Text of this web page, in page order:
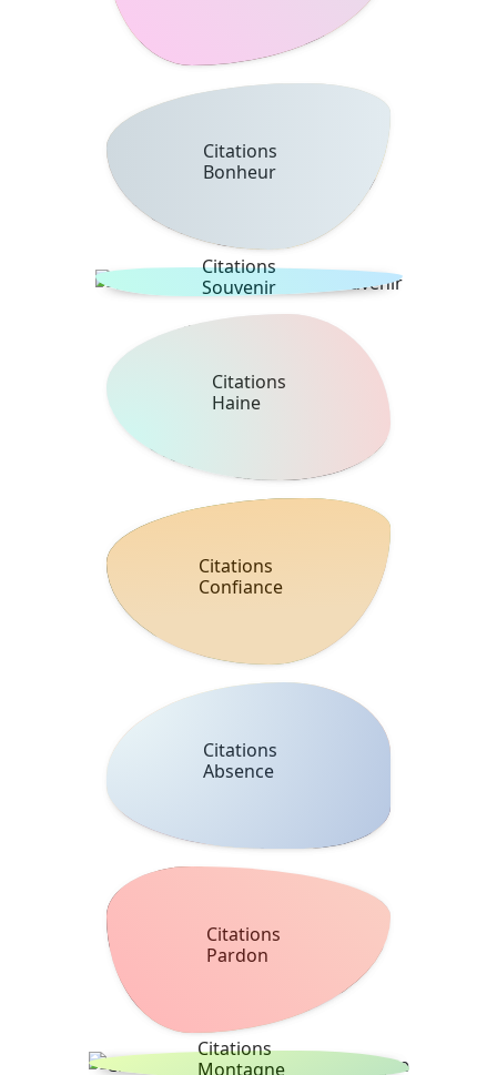
Citations
Bonheur
Citations
Souvenir
Citations
Haine
Citations
Confiance
Citations
Absence
Citations
Pardon
Citations
Montagne